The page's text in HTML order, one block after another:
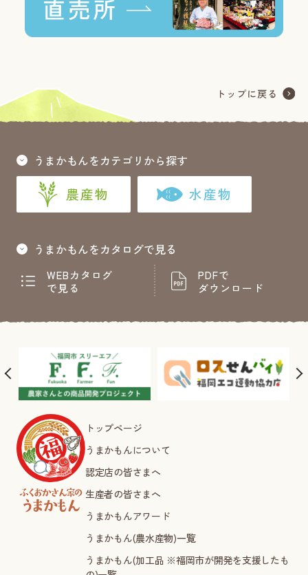
うまかもんをカテゴリから探す
農産物 水産物
うまかもんをカタログで見る
WEBカタログ
で見る
PDFで
ダウンロード
トップページ
うまかもんについて
認定店の皆さまへ
生産者の皆さまへ
うまかもんアワード
うまかもん(農水産物)一覧
うまかもん(加工品 ※福岡市が開発を支援したも